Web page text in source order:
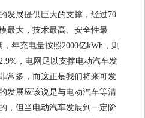
发展提供巨大的支撑，经过70
最大，技术最高、安全性最
年充电量按照2000亿kWh，则
，电网足以支撑电动汽车发
常多，而这正是我们将来可发
发展应该说是与电动汽车等清
，但当电动汽车发展到一定阶